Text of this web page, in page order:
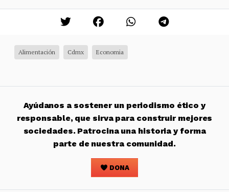
Alimentación Cdmx Economia
Ayúdanos a sostener un periodismo ético y
responsable, que sirva para construir mejores
sociedades. Patrocina una historia y forma
parte de nuestra comunidad.
DONA